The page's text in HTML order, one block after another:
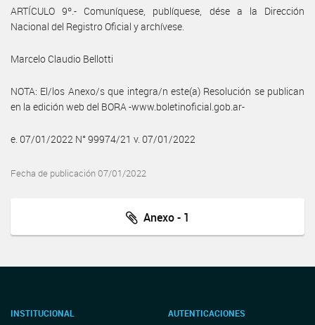
ARTÍCULO 9º.- Comuníquese, publíquese, dése a la Dirección
Nacional del Registro Oficial y archívese.
Marcelo Claudio Bellotti
NOTA: El/los Anexo/s que integra/n este(a) Resolución se publican
en la edición web del BORA -www.boletinoficial.gob.ar-
e. 07/01/2022 N° 99974/21 v. 07/01/2022
Fecha de publicación 07/01/2022
Anexo - 1
INSTITUCIONAL AUTENTICACIONES